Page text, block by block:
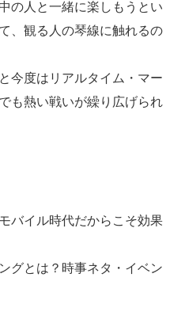
の人と一緒に楽しもうとい
、観る人の琴線に触れるの
今度はリアルタイム・マー
も熱い戦いが繰り広げられ
バイル時代だからこそ効果
グとは？時事ネタ・イベン